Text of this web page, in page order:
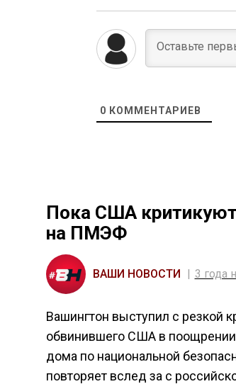
0 КОММЕНТАРИЕВ
Пока США критикуют
на ПМЭФ
ВАШИ НОВОСТИ 3 года
Вашингтон выступил с резкой
обвинившего США в поощрении
дома по национальной
повторяет вслед за с